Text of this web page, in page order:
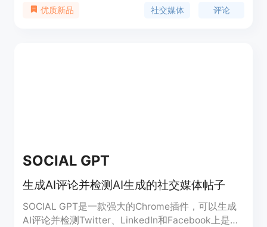
您省去寻找完美回复的麻烦。
优质新品 社交媒体 评论
SOCIAL GPT
生成AI评论并检测AI生成的社交媒体帖子
SOCIAL GPT是一款强大的Chrome插件，可以生成
AI评论并检测Twitter、LinkedIn和Facebook上是否